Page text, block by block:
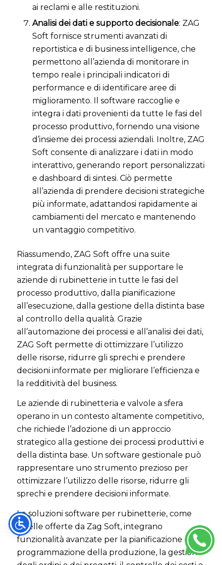
ai reclami e alle restituzioni.
Analisi dei dati e supporto decisionale: ZAG
Soft fornisce strumenti avanzati di
reportistica e di business intelligence, che
permettono all’azienda di monitorare in
tempo reale i principali indicatori di
performance e di identificare aree di
miglioramento. Il software raccoglie e
integra i dati provenienti da tutte le fasi del
processo produttivo, fornendo una visione
d’insieme dei processi aziendali. Inoltre, ZAG
Soft consente di analizzare i dati in modo
interattivo, generando report personalizzati
e dashboard di sintesi. Ciò permette
all’azienda di prendere decisioni strategiche
più informate, adattandosi rapidamente ai
cambiamenti del mercato e mantenendo
un vantaggio competitivo.
Riassumendo, ZAG Soft offre una suite
integrata di funzionalità per supportare le
aziende di rubinetterie in tutte le fasi del
processo produttivo, dalla pianificazione
all’esecuzione, dalla gestione della distinta base
al controllo della qualità. Grazie
all’automazione dei processi e all’analisi dei dati,
ZAG Soft permette di ottimizzare l’utilizzo
delle risorse, ridurre gli sprechi e prendere
decisioni informate per migliorare l’efficienza e
la redditività del business.
Le aziende di rubinetteria e valvole a sfera
operano in un contesto altamente competitivo,
che richiede l’adozione di un approccio
strategico alla gestione dei processi produttivi e
della distinta base. Un software gestionale può
rappresentare uno strumento prezioso per
ottimizzare l’utilizzo delle risorse, ridurre gli
sprechi e prendere decisioni informate.
Le soluzioni software per rubinetterie, come
quelle offerte da Zag Soft, integrano
funzionalità avanzate per la pianificazione e la
programmazione della produzione, la gestione